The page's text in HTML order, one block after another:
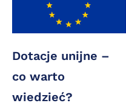
Dotacje unijne –
co warto
wiedzieć?